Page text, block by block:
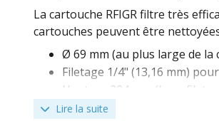
La cartouche RFIGR filtre très
cartouches peuvent être
Ø 69 mm (au plus large de la
Filetage 1/4" (13,16 mm)
Hauteur 204 mm (hors
Épaisseur céramique 7 mm.
Lire la suite